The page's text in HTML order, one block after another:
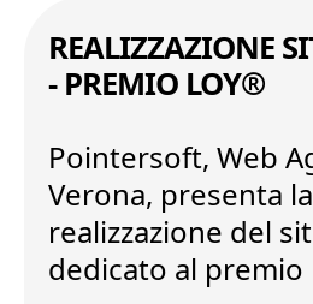
REALIZZAZIONE
- PREMIO LOY®
Pointersoft, Web
Verona, presenta la
realizzazione del
dedicato al premio